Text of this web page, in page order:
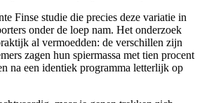
Finse studie die precies deze variatie in
onder de loep nam. Het onderzoek
al vermoedden: de verschillen zijn
zagen hun spiermassa met tien procent
na een identiek programma letterlijk op